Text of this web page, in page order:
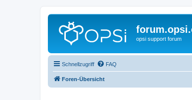
opsi support forum
Schnellzugriff FAQ
Foren-Übersicht